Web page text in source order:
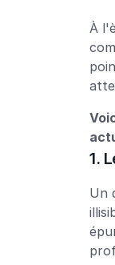
À
1.
Un